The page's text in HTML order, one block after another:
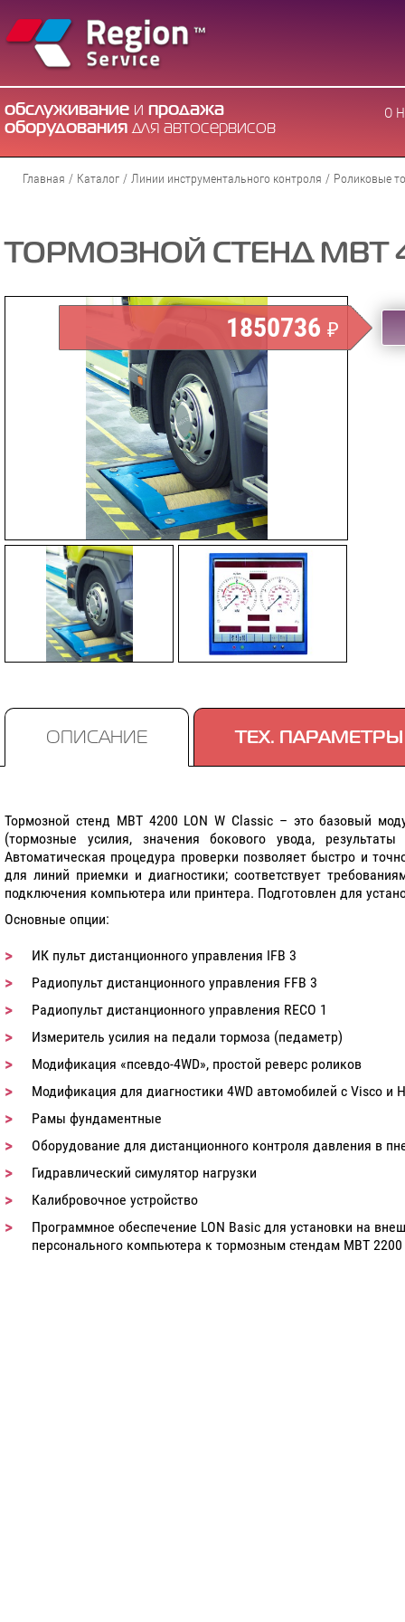
обслуживание ипродажа
оборудования для автосервисов
О
Главная / Каталог / Линии инструментального контроля / Роликовые
ТОРМОЗНОЙ СТЕНД MBT
1850736 ₽
ОПИСАНИЕ ТЕХ. ПАРАМЕТРЫ
Тормозной стенд MBT 4200 LON W Classic – это базовый
(тормозные усилия, значения бокового увода,
Автоматическая процедура проверки позволяет быстро и
для линий приемки и диагностики; соответствует
подключения компьютера или принтера. Подготовлен для
Основные опции:
ИК пульт дистанционного управления IFB 3
Радиопульт дистанционного управления FFB 3
Радиопульт дистанционного управления RECO 1
Измеритель усилия на педали тормоза (педаметр)
Модификация «псевдо-4WD», простой реверс роликов
Модификация для диагностики 4WD автомобилей с Visco
Рамы фундаментные
Оборудование для дистанционного контроля давления в
Гидравлический симулятор нагрузки
Калибровочное устройство
Программное обеспечение LON Basic для установки на
персонального компьютера к тормозным стендам MBT